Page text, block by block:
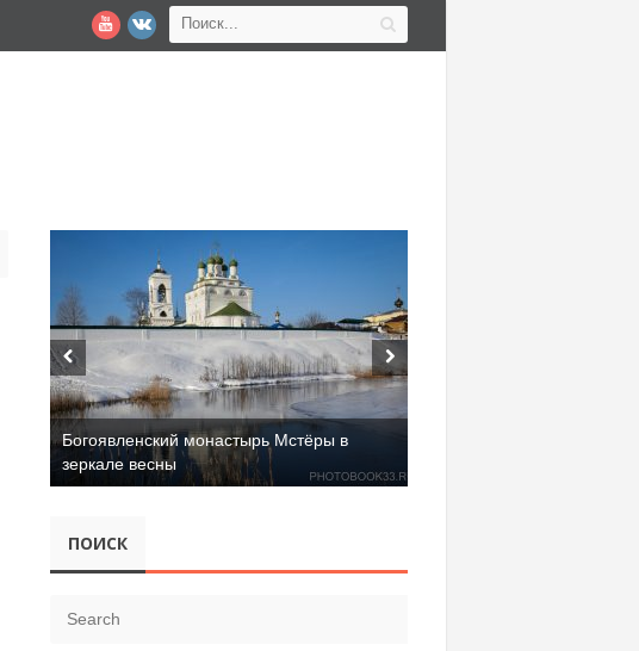
Богоявленский монастырь Мстёры в
зеркале весны
ПОИСК